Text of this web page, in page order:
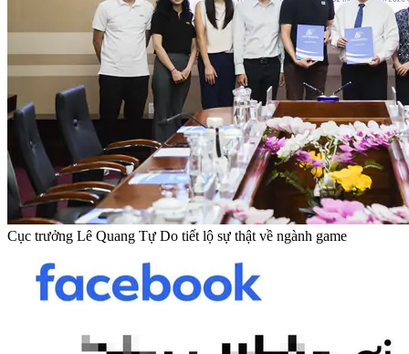
Cục trưởng Lê Quang Tự Do tiết lộ sự thật về ngành game